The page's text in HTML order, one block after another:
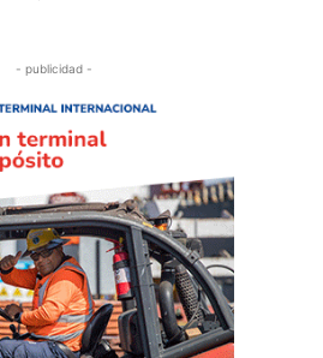
- publicidad -